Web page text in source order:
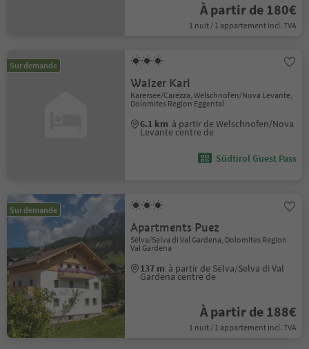
À partir de 180€
1 nuit / 1 appartement incl. TVA
Sur demande
Walzer Karl
Karersee/Carezza, Welschnofen/Nova Levante,
Dolomites Region Eggental
6.1 km à partir de Welschnofen/Nova
Levante centre de
Südtirol Guest Pass
Sur demande
Apartments Puez
Sëlva/Selva di Val Gardena, Dolomites Region
Val Gardena
137 m à partir de Sëlva/Selva di Val
Gardena centre de
À partir de 188€
1 nuit / 1 appartement incl. TVA